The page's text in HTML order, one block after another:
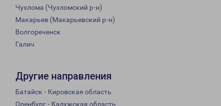
Чухлома (Чухломский р-н)
Макарьев (Макарьевский р-н)
Волгореченск
Галич
Другие направления
Батайск - Кировская область
Оренбург - Калужская область